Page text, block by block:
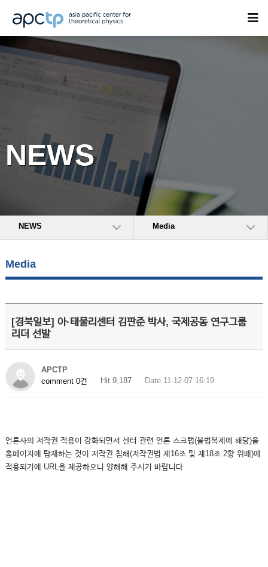
NEWS
NEWS Media
Media
[경북일보] 아·태물리센터 김판준 박사, 국제공동 연구그룹
리더 선발
APCTP
comment 0건
Hit 9,187 Date 11-12-07 16:19
언론사의 저작권 적용이 강화되면서 센터 관련 언론 스크랩(불법복제에 해당)을
홈페이지에 탑재하는 것이 저작권 침해(저작권법 제16조 및 제18조 2항 위배)에
적용되기에 URL을 제공하오니 양해해 주시기 바랍니다.